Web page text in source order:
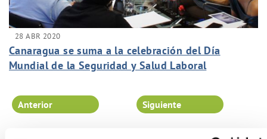
28 ABR 2020
Canaragua se suma a la celebración del Día
Mundial de la Seguridad y Salud Laboral
trabajadores y con asegurar la continuidad de las
operaciones.
Anterior Siguiente